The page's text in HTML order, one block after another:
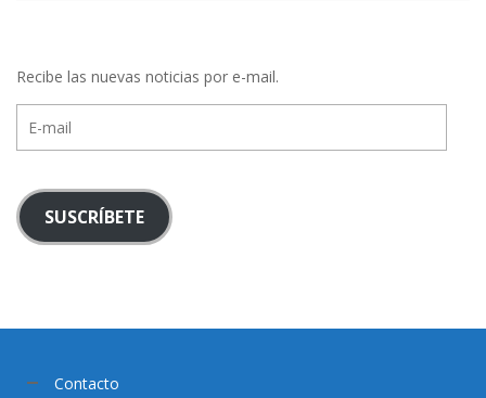
Recibe las nuevas noticias por e-mail.
mail
SUSCRÍBETE
Contacto